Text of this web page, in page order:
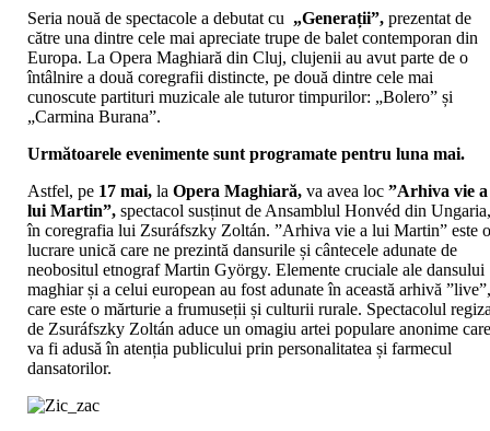
Seria nouă de spectacole a debutat cu „Generații”, prezentat de
către una dintre cele mai apreciate trupe de balet contemporan din
Europa. La Opera Maghiară din Cluj, clujenii au avut parte de o
întâlnire a două coregrafii distincte, pe două dintre cele mai
cunoscute partituri muzicale ale tuturor timpurilor: „Bolero” și
„Carmina Burana”.
Următoarele evenimente sunt programate pentru luna mai.
Astfel, pe 17 mai, laOpera Maghiară, va avea loc”Arhiva vie a
lui Martin”, spectacol susținut de Ansamblul Honvéd din
în coregrafia lui Zsuráfszky Zoltán. ”Arhiva vie a lui Martin” este
lucrare unică care ne prezintă dansurile și cântecele adunate de
neobositul etnograf Martin György. Elemente cruciale ale dansului
maghiar și a celui european au fost adunate în această arhivă
care este o mărturie a frumuseții și culturii rurale. Spectacolul
de Zsuráfszky Zoltán aduce un omagiu artei populare anonime
va fi adusă în atenția publicului prin personalitatea și farmecul
dansatorilor.